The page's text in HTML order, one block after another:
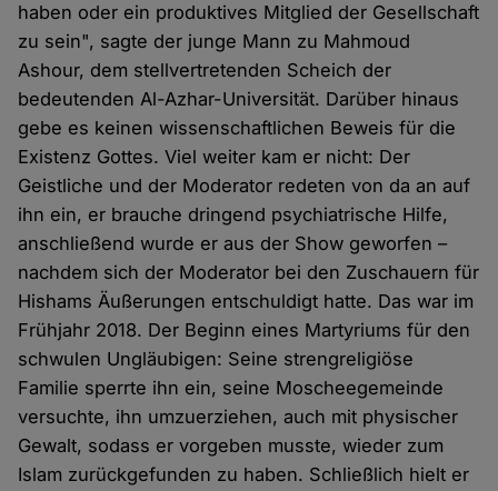
haben oder ein produktives Mitglied der Gesellschaft
zu sein", sagte der junge Mann zu Mahmoud
Ashour, dem stellvertretenden Scheich der
bedeutenden Al-Azhar-Universität. Darüber hinaus
gebe es keinen wissenschaftlichen Beweis für die
Existenz Gottes. Viel weiter kam er nicht: Der
Geistliche und der Moderator redeten von da an auf
ihn ein, er brauche dringend psychiatrische Hilfe,
anschließend wurde er aus der Show geworfen –
nachdem sich der Moderator bei den Zuschauern für
Hishams Äußerungen entschuldigt hatte. Das war im
Frühjahr 2018. Der Beginn eines Martyriums für den
schwulen Ungläubigen: Seine strengreligiöse
Familie sperrte ihn ein, seine Moscheegemeinde
versuchte, ihn umzuerziehen, auch mit physischer
Gewalt, sodass er vorgeben musste, wieder zum
Islam zurückgefunden zu haben. Schließlich hielt er